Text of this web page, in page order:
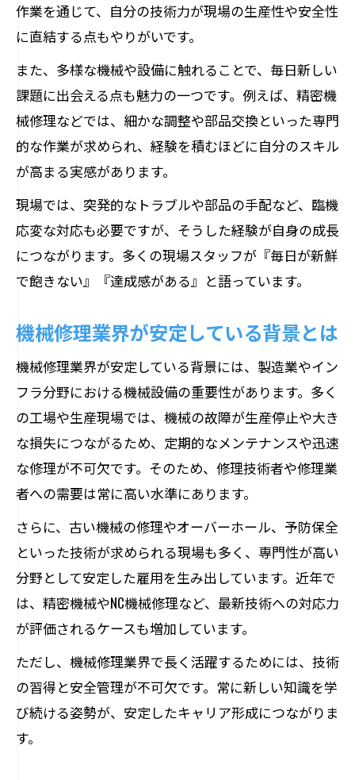
作業を通じて、自分の技術力が現場の生産性や安全性
に直結する点もやりがいです。
また、多様な機械や設備に触れることで、毎日新しい
課題に出会える点も魅力の一つです。例えば、精密機
械修理などでは、細かな調整や部品交換といった専門
的な作業が求められ、経験を積むほどに自分のスキル
が高まる実感があります。
現場では、突発的なトラブルや部品の手配など、臨機
応変な対応も必要ですが、そうした経験が自身の成長
につながります。多くの現場スタッフが『毎日が新鮮
で飽きない』『達成感がある』と語っています。
機械修理業界が安定している背景とは
機械修理業界が安定している背景には、製造業やイン
フラ分野における機械設備の重要性があります。多く
の工場や生産現場では、機械の故障が生産停止や大き
な損失につながるため、定期的なメンテナンスや迅速
な修理が不可欠です。そのため、修理技術者や修理業
者への需要は常に高い水準にあります。
さらに、古い機械の修理やオーバーホール、予防保全
といった技術が求められる現場も多く、専門性が高い
分野として安定した雇用を生み出しています。近年で
は、精密機械やNC機械修理など、最新技術への対応力
が評価されるケースも増加しています。
ただし、機械修理業界で長く活躍するためには、技術
の習得と安全管理が不可欠です。常に新しい知識を学
び続ける姿勢が、安定したキャリア形成につながりま
す。